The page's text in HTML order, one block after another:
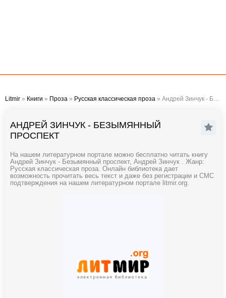
Litmir » Книги » Проза » Русская классическая проза » Андрей Зинчук - Безымянный проспект
АНДРЕЙ ЗИНЧУК - БЕЗЫМЯННЫЙ
ПРОСПЕКТ
На нашем литературном портале можно бесплатно читать книгу
Андрей Зинчук - Безымянный проспект, Андрей Зинчук . Жанр:
Русская классическая проза. Онлайн библиотека дает
возможность прочитать весь текст и даже без регистрации и СМС
подтверждения на нашем литературном портале litmir.org.